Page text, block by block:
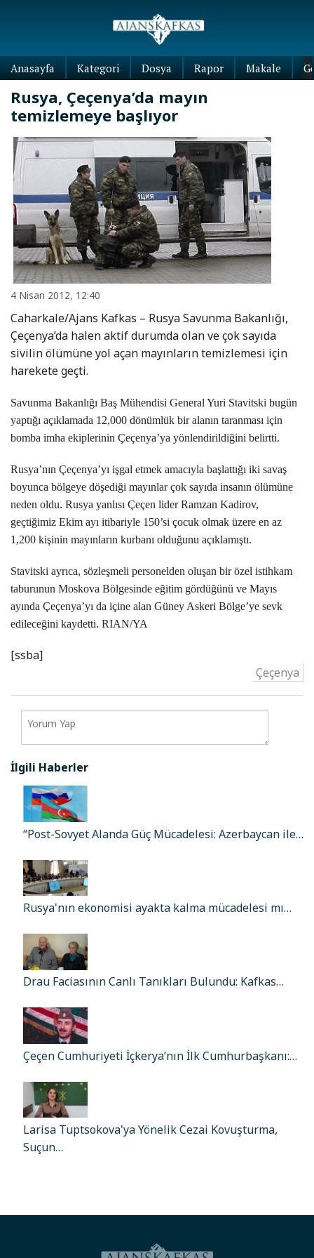
Anasayfa Kategori Dosya Rapor Makale
Rusya, Çeçenya’da mayın
temizlemeye başlıyor
4 Nisan 2012, 12:40
Caharkale/Ajans Kafkas – Rusya Savunma Bakanlığı,
Çeçenya’da halen aktif durumda olan ve çok sayıda
sivilin ölümüne yol açan mayınların temizlemesi için
harekete geçti.
Savunma Bakanlığı Baş Mühendisi General Yuri Stavitski bugün
yaptığı açıklamada 12,000 dönümlük bir alanın taranması için
bomba imha ekiplerinin Çeçenya’ya yönlendirildiğini belirtti.
Rusya’nın Çeçenya’yı işgal etmek amacıyla başlattığı iki savaş
boyunca bölgeye döşediği mayınlar çok sayıda insanın ölümüne
neden oldu. Rusya yanlısı Çeçen lider Ramzan Kadirov,
geçtiğimiz Ekim ayı itibariyle 150’si çocuk olmak üzere en az
1,200 kişinin mayınların kurbanı olduğunu açıklamıştı.
Stavitski ayrıca, sözleşmeli personelden oluşan bir özel istihkam
taburunun Moskova Bölgesinde eğitim gördüğünü ve Mayıs
ayında Çeçenya’yı da içine alan Güney Askeri Bölge’ye sevk
edileceğini kaydetti. RIAN/YA
[ssba]
Çeçenya
İlgili Haberler
“Post-Sovyet Alanda Güç Mücadelesi: Azerbaycan ile…
Rusya'nın ekonomisi ayakta kalma mücadelesi mı…
Drau Faciasının Canlı Tanıkları Bulundu: Kafkas…
Çeçen Cumhuriyeti İçkerya’nın İlk Cumhurbaşkanı:…
Larisa Tuptsokova'ya Yönelik Cezai Kovuşturma,
Suçun…